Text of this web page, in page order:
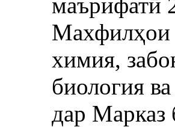
Махфилҳои
химия,
биология
дар Марказ